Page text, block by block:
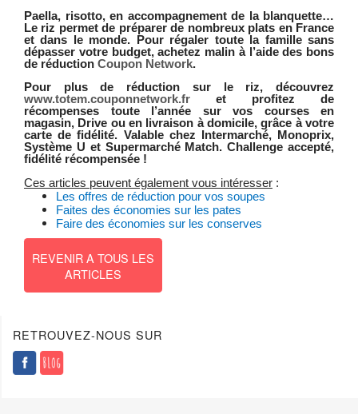
Paella, risotto, en accompagnement de la blanquette…
Le riz permet de préparer de nombreux plats en France
et dans le monde. Pour régaler toute la famille sans
dépasser votre budget, achetez malin à l’aide des bons
de réduction Coupon Network.
Pour plus de réduction sur le riz, découvrez
www.totem.couponnetwork.fr et profitez de
récompenses toute l’année sur vos courses en
magasin, Drive ou en livraison à domicile, grâce à votre
carte de fidélité. Valable chez Intermarché, Monoprix,
Système U et Supermarché Match. Challenge accepté,
fidélité récompensée !
Ces articles peuvent également vous intéresser :
Les offres de réduction pour vos soupes
Faites des économies sur les pates
Faire des économies sur les conserves
REVENIR A TOUS LES
ARTICLES
Produits LaitiersBébé Animaux
RETROUVEZ-NOUS SUR